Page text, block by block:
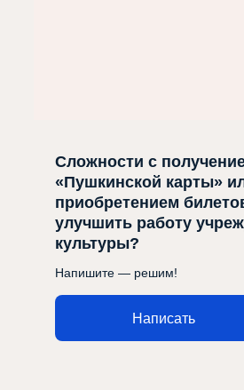
Сложности с
«Пушкинской карты»
приобретением
улучшить работу
культуры?
Напишите — решим!
Написать